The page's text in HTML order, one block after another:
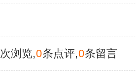
次浏览,0条点评,0条留言